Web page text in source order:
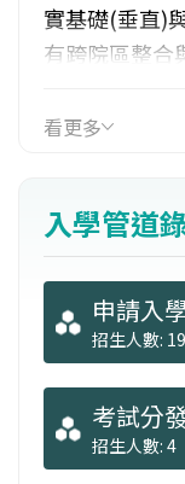
實基礎(垂直)
有跨院區整合
看更多
入學管道
申請入
招生人數:
考試分
招生人數: 4